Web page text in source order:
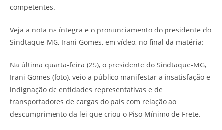
competentes.
Veja a nota na íntegra e o pronunciamento do presidente do
Sindtaque-MG, Irani Gomes, em vídeo, no final da matéria:
Na última quarta-feira (25), o presidente do Sindtaque-MG,
Irani Gomes (foto), veio a público manifestar a insatisfação e
indignação de entidades representativas e de
transportadores de cargas do país com relação ao
descumprimento da lei que criou o Piso Mínimo de Frete.